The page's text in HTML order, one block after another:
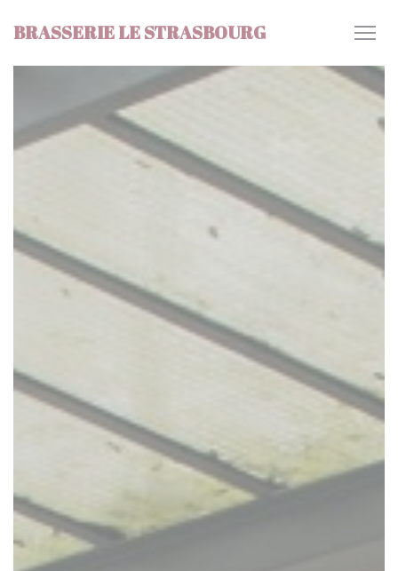
BRASSERIE LE STRASBOURG